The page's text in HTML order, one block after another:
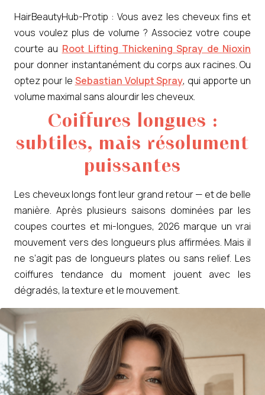
HairBeautyHub-Protip : Vous avez les cheveux fins et
vous voulez plus de volume ? Associez votre coupe
courte au Root Lifting Thickening Spray de Nioxin
pour donner instantanément du corps aux racines. Ou
optez pour le Sebastian Volupt Spray, qui apporte un
volume maximal sans alourdir les cheveux.
Coiffures longues :
subtiles, mais résolument
puissantes
Les cheveux longs font leur grand retour — et de belle
manière. Après plusieurs saisons dominées par les
coupes courtes et mi-longues, 2026 marque un vrai
mouvement vers des longueurs plus affirmées. Mais il
ne s’agit pas de longueurs plates ou sans relief. Les
coiffures tendance du moment jouent avec les
dégradés, la texture et le mouvement.